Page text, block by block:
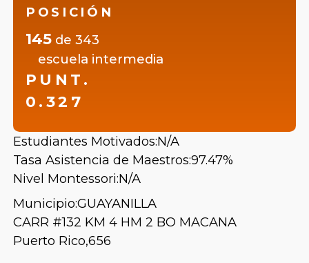
POSICIÓN
145 de343
escuela intermedia
PUNT.
0.327
Estudiantes Motivados:N/A
Tasa Asistencia de Maestros:97.47%
Nivel Montessori:N/A
Municipio:GUAYANILLA
CARR #132 KM 4 HM 2 BO MACANA
Puerto Rico,656